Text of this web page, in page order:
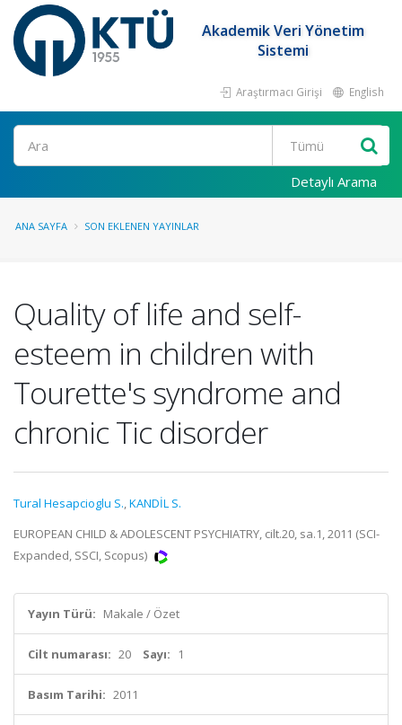
Akademik Veri Yönetim
Sistemi
Araştırmacı Girişi English
Ara
Detaylı Arama
ANA SAYFA SON EKLENEN YAYINLAR
Quality of life and self-
esteem in children with
Tourette's syndrome and
chronic Tic disorder
Tural Hesapcioglu S.,KANDİL S.
EUROPEAN CHILD & ADOLESCENT PSYCHIATRY, cilt.20, sa.1, 2011 (SCI-
Expanded, SSCI, Scopus)
Yayın Türü: Makale / Özet
Cilt numarası: 20 Sayı: 1
Basım Tarihi: 2011